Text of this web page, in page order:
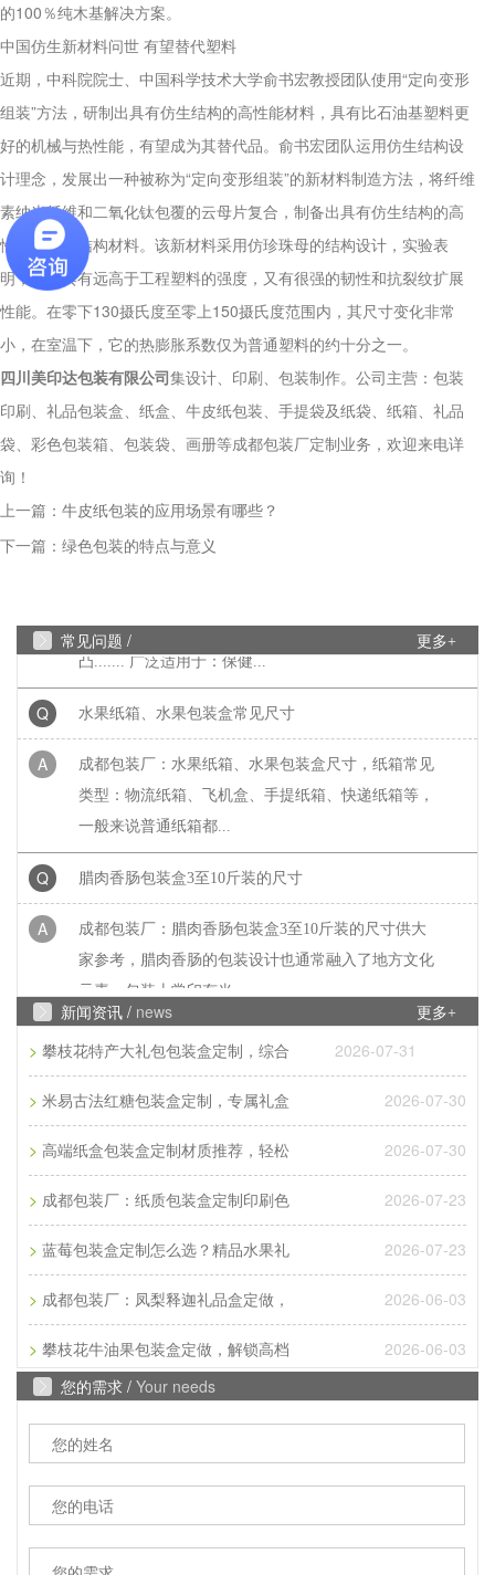
的100％纯木基解决方案。
中国仿生新材料问世 有望替代塑料
近期，中科院院士、中国科学技术大学俞书宏教授团队使用“定向变形
组装”方法，研制出具有仿生结构的高性能材料，具有比石油基塑料更
好的机械与热性能，有望成为其替代品。俞书宏团队运用仿生结构设
计理念，发展出一种被称为“定向变形组装”的新材料制造方法，将纤维
素纳米纤维和二氧化钛包覆的云母片复合，制备出具有仿生结构的高
性能可持续结构材料。该新材料采用仿珍珠母的结构设计，实验表
明，它既具有远高于工程塑料的强度，又有很强的韧性和抗裂纹扩展
性能。在零下130摄氏度至零上150摄氏度范围内，其尺寸变化非常
小，在室温下，它的热膨胀系数仅为普通塑料的约十分之一。
四川美印达包装有限公司集设计、印刷、包装制作。公司主营：包装
印刷、礼品包装盒、纸盒、牛皮纸包装、手提袋及纸袋、纸箱、礼品
袋、彩色包装箱、包装袋、画册等成都包装厂定制业务，欢迎来电详
询！
上一篇： 牛皮纸包装的应用场景有哪些？
下一篇： 绿色包装的特点与意义
常见问题 / 更多+
Q 成都包装厂：纸质包装盒定制常见破损问
Q 成都包装厂：包装盒印刷工艺怎么选？烫
A
成都包装盒定制厂家：包装盒印刷工艺怎么选？烫
Q 成都包装厂：印刷中单色黑和四色黑和区
Q 礼盒制作中常见的黑卡纸印刷能印刷吗？
吗？常见工艺：专色印刷、UV、烫金、压纹、凹
凸....... 广泛适用于：保健...
Q 水果纸箱、水果包装盒常见尺寸
A
成都包装厂：水果纸箱、水果包装盒尺寸，纸箱常见
类型：物流纸箱、飞机盒、手提纸箱、快递纸箱等，
一般来说普通纸箱都...
Q 腊肉香肠包装盒3至10斤装的尺寸
A
成都包装厂：腊肉香肠包装盒3至10斤装的尺寸供大
家参考，腊肉香肠的包装设计也通常融入了地方文化
元素。包装上常印有当...
32开三种，根据客户的...
Q 成都包装厂：纸质包装盒定制材质厚度选
A
成都包装厂：纸质包装盒定制材质厚度选择 承重与
Q 成都包装厂：纸质包装盒定制常见破损问
避技巧，纸质包装盒定制最常见的破损问题的是运输
Q 成都包装厂：包装盒印刷工艺怎么选？烫
新闻资讯 / news 更多+
> 攀枝花特产大礼包包装盒定制，综合 2026-07-31
> 米易古法红糖包装盒定制，专属礼盒 2026-07-30
> 高端纸盒包装盒定制材质推荐，轻松 2026-07-30
> 成都包装厂：纸质包装盒定制印刷色 2026-07-23
> 蓝莓包装盒定制怎么选？精品水果礼 2026-07-23
> 成都包装厂：凤梨释迦礼品盒定做， 2026-06-03
> 攀枝花牛油果包装盒定做，解锁高档
2026-06-03
您的需求 / Your needs